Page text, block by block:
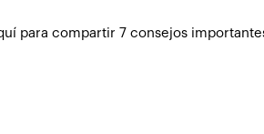
para compartir 7 consejos